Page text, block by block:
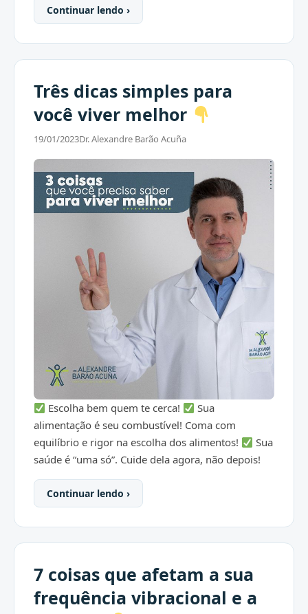
Continuar lendo ›
Três dicas simples para
você viver melhor
19/01/2023Dr. Alexandre Barão Acuña
Escolha bem quem te cerca!
Sua
alimentação é seu combustível! Coma com
equilíbrio e rigor na escolha dos alimentos!
Sua
saúde é “uma só”. Cuide dela agora, não depois!
Continuar lendo ›
7 coisas que afetam a sua
frequência vibracional e a